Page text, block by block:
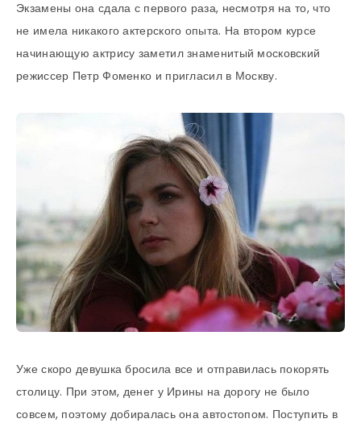
Экзамены она сдала с первого раза, несмотря на то, что
не имела никакого актерского опыта. На втором курсе
начинающую актрису заметил знаменитый московский
режиссер Петр Фоменко и пригласил в Москву.
Уже скоро девушка бросила все и отправилась покорять
столицу. При этом, денег у Ирины на дорогу не было
совсем, поэтому добиралась она автостопом. Поступить в